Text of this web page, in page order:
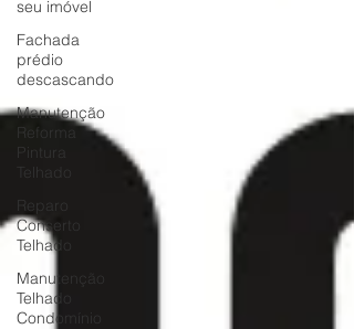
seu imóvel
Fachada
prédio
descascando
Manutenção
Reforma
Pintura
Telhado
Reparo
Conserto
Telhado
Manutenção
Telhado
Condomínio